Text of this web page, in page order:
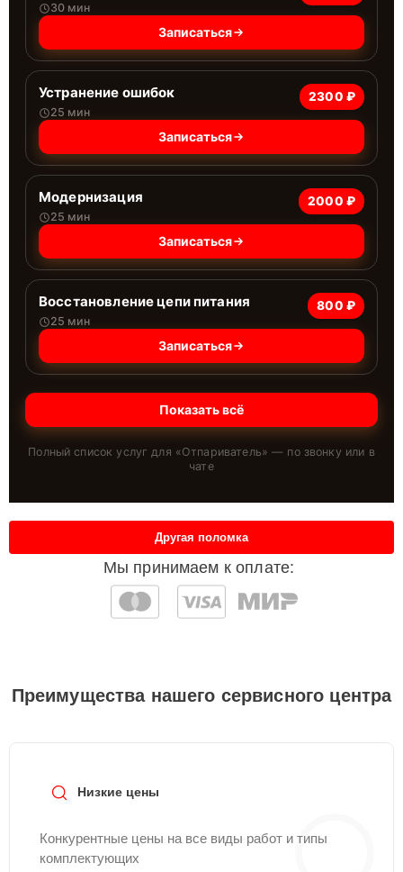
30 мин
Записаться
Устранение ошибок
25 мин
2300 ₽
Записаться
Модернизация
25 мин
2000 ₽
Записаться
Восстановление цепи питания
25 мин
800 ₽
Записаться
Показать всё
Полный список услуг для «Отпариватель» — по звонку или в
чате
Мы принимаем к оплате:
Другая поломка
Преимущества нашего сервисного центра
Низкие цены
Конкурентные цены на все виды работ и типы
комплектующих